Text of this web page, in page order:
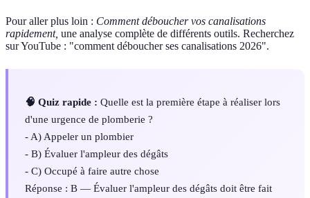
Pour aller plus loin : Comment déboucher vos canalisations
rapidement, une analyse complète de différents outils. Recherchez
sur YouTube : "comment déboucher ses canalisations 2026".
🧠 Quiz rapide : Quelle est la première étape à réaliser lors
d'une urgence de plomberie ?
- A) Appeler un plombier
- B) Évaluer l'ampleur des dégâts
- C) Occupé à faire autre chose
Réponse : B — Évaluer l'ampleur des dégâts doit être fait